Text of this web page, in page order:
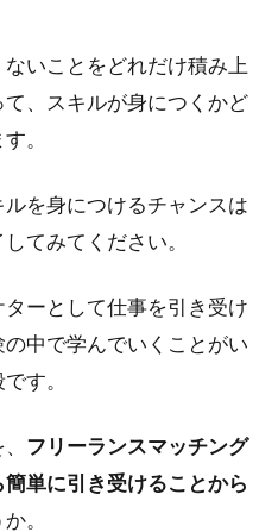
いことをどれだけ積み上
、スキルが身につくかど
。
を身につけるチャンスは
てみてください。
ーとして仕事を引き受け
中で学んでいくことがい
す。
フリーランスマッチング
単に引き受けることから
。